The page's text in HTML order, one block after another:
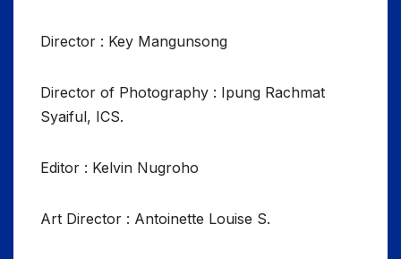
Director : Key Mangunsong
Director of Photography : Ipung Rachmat
Syaiful, ICS.
Editor : Kelvin Nugroho
Art Director : Antoinette Louise S.